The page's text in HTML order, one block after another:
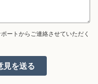
ートからご連絡させていただく